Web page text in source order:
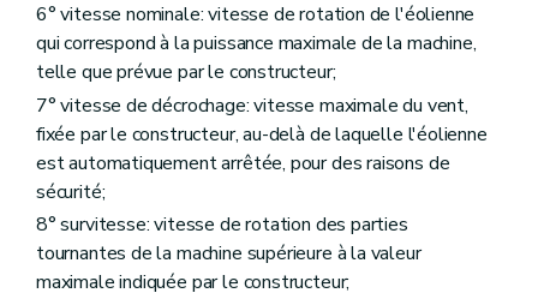
6° vitesse nominale: vitesse de rotation de l'éolienne
qui correspond à la puissance maximale de la machine,
telle que prévue par le constructeur;
7° vitesse de décrochage: vitesse maximale du vent,
fixée par le constructeur, au-delà de laquelle l'éolienne
est automatiquement arrêtée, pour des raisons de
sécurité;
8° survitesse: vitesse de rotation des parties
tournantes de la machine supérieure à la valeur
maximale indiquée par le constructeur;